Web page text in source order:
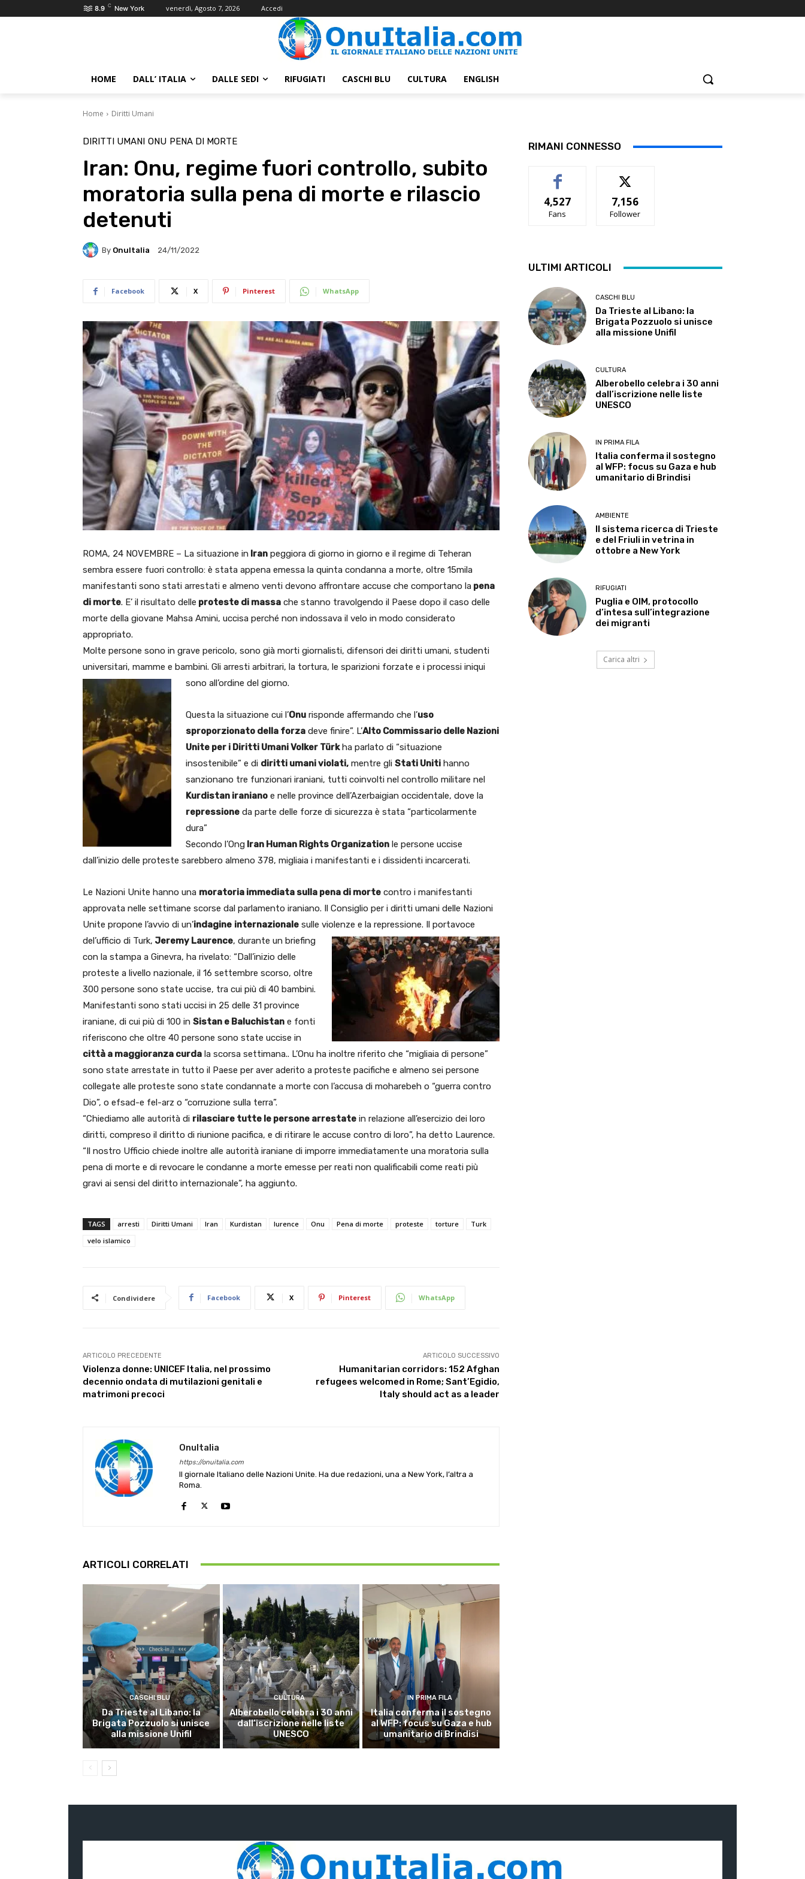
8.9 C New York venerdì, Agosto 7, 2026 Accedi
HOME DALL’ ITALIA DALLE SEDI RIFUGIATI CASCHI BLU CULTURA ENGLISH
Home Diritti Umani
DIRITTI UMANI ONU PENA DI MORTE
Iran: Onu, regime fuori controllo, subito
moratoria sulla pena di morte e rilascio
detenuti
By OnuItalia 24/11/2022
Facebook X Pinterest WhatsApp
ROMA, 24 NOVEMBRE – La situazione in Iran peggiora di giorno in giorno e il regime di Teheran
sembra essere fuori controllo: è stata appena emessa la quinta condanna a morte, oltre 15mila
manifestanti sono stati arrestati e almeno venti devono affrontare accuse che comportano la pena
di morte. E’ il risultato delle proteste di massa che stanno travolgendo il Paese dopo il caso delle
morte della giovane Mahsa Amini, uccisa perché non indossava il velo in modo considerato
appropriato.
Molte persone sono in grave pericolo, sono già morti giornalisti, difensori dei diritti umani, studenti
universitari, mamme e bambini. Gli arresti arbitrari, la tortura, le sparizioni forzate e i processi iniqui
sono all’ordine del giorno.
Questa la situazione cui l’Onu risponde affermando che l’uso
sproporzionato della forza deve finire”. L’Alto Commissario delle Nazioni
Unite per i Diritti Umani Volker Türkha parlato di “situazione
insostenibile” e di diritti umani violati, mentre gli Stati Uniti hanno
sanzionano tre funzionari iraniani, tutti coinvolti nel controllo militare nel
Kurdistan iraniano e nelle province dell’Azerbaigian occidentale, dove la
repressione da parte delle forze di sicurezza è stata “particolarmente
dura”
Secondo l’Ong Iran Human Rights Organization le persone uccise
dall’inizio delle proteste sarebbero almeno 378, migliaia i manifestanti e i dissidenti incarcerati.
Le Nazioni Unite hanno una moratoria immediata sulla pena di morte contro i manifestanti
approvata nelle settimane scorse dal parlamento iraniano. Il Consiglio per i diritti umani delle Nazioni
Unite propone l’avvio di un’indagine internazionale sulle violenze e la repressione. Il portavoce
del’ufficio di Turk, Jeremy Laurence, durante un briefing
con la stampa a Ginevra, ha rivelato: “Dall’inizio delle
proteste a livello nazionale, il 16 settembre scorso, oltre
300 persone sono state uccise, tra cui più di 40 bambini.
Manifestanti sono stati uccisi in 25 delle 31 province
iraniane, di cui più di 100 in Sistan e Baluchistan e fonti
riferiscono che oltre 40 persone sono state uccise in
città a maggioranza curda la scorsa settimana.. L’Onu ha inoltre riferito che “migliaia di persone”
sono state arrestate in tutto il Paese per aver aderito a proteste pacifiche e almeno sei persone
collegate alle proteste sono state condannate a morte con l’accusa di moharebeh o “guerra contro
Dio”, o efsad-e fel-arz o “corruzione sulla terra”.
“Chiediamo alle autorità di rilasciare tutte le persone arrestate in relazione all’esercizio dei loro
diritti, compreso il diritto di riunione pacifica, e di ritirare le accuse contro di loro”, ha detto Laurence.
“Il nostro Ufficio chiede inoltre alle autorità iraniane di imporre immediatamente una moratoria sulla
pena di morte e di revocare le condanne a morte emesse per reati non qualificabili come reati più
gravi ai sensi del diritto internazionale”, ha aggiunto.
TAGS arresti Diritti Umani Iran Kurdistan lurence Onu Pena di morte proteste torture
Turk
velo islamico
Condividere Facebook X Pinterest WhatsApp
ARTICOLO PRECEDENTE
Violenza donne: UNICEF Italia, nel prossimo
decennio ondata di mutilazioni genitali e
matrimoni precoci
ARTICOLO SUCCESSIVO
Humanitarian corridors: 152 Afghan
refugees welcomed in Rome; Sant’Egidio,
Italy should act as a leader
OnuItalia
https://onuitalia.com
Il giornale Italiano delle Nazioni Unite. Ha due redazioni, una a New York, l’altra a
Roma.
ARTICOLI CORRELATI
CASCHI BLU
Da Trieste al Libano: la
Brigata Pozzuolo si unisce
alla missione Unifil
CULTURA
Alberobello celebra i 30 anni
dall’iscrizione nelle liste
UNESCO
IN PRIMA FILA
Italia conferma il sostegno
al WFP: focus su Gaza e hub
umanitario di Brindisi
RIMANI CONNESSO
4,527
Fans
7,156
Follower
ULTIMI ARTICOLI
CASCHI BLU
Da Trieste al Libano: la
Brigata Pozzuolo si unisce
alla missione Unifil
CULTURA
Alberobello celebra i 30 anni
dall’iscrizione nelle liste
UNESCO
IN PRIMA FILA
Italia conferma il sostegno
al WFP: focus su Gaza e hub
umanitario di Brindisi
AMBIENTE
Il sistema ricerca di Trieste
e del Friuli in vetrina in
ottobre a New York
RIFUGIATI
Puglia e OIM, protocollo
d’intesa sull’integrazione
dei migranti
Carica altri